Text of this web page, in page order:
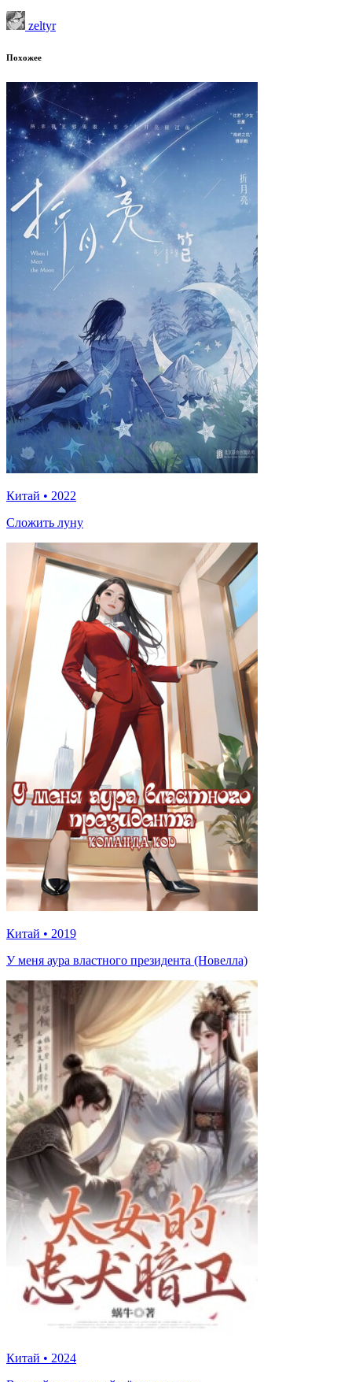
zeltyr
Похожее
Китай • 2022
Сложить луну
Китай • 2019
У меня аура властного президента (Новелла)
Китай • 2024